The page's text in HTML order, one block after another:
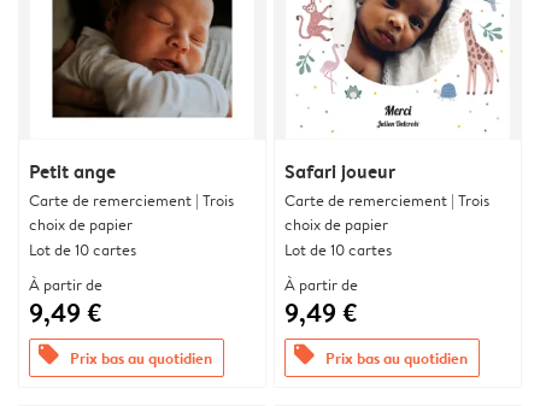
Petit ange
Carte de remerciement | Trois
choix de papier
Lot de 10 cartes
À partir de
9,49 €
offers Prix bas au quotidien
Safari joueur
Carte de remerciement | Trois
choix de papier
Lot de 10 cartes
À partir de
9,49 €
offers Prix bas au quotidien